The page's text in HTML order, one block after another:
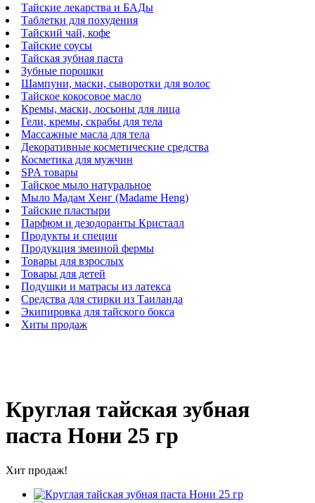
Тайские лекарства и БАДы
Таблетки для похудения
Тайский чай, кофе
Тайские соусы
Тайская зубная паста
Зубные порошки
Шампуни, маски, сыворотки для волос
Тайское кокосовое масло
Кремы, маски, лосьоны для лица
Гели, кремы, скрабы для тела
Массажные масла для тела
Декоративные косметические средства
Косметика для мужчин
SPA товары
Тайское мыло натуральное
Мыло Мадам Хенг (Madame Heng)
Тайские пластыри
Парфюм и дезодоранты Кристалл
Продукты и специи
Продукция змеиной фермы
Товары для взрослых
Товары для детей
Подушки и матрасы из латекса
Средства для стирки из Таиланда
Экипировка для тайского бокса
Хиты продаж
Круглая тайская зубная
паста Нони 25 гр
Хит продаж!